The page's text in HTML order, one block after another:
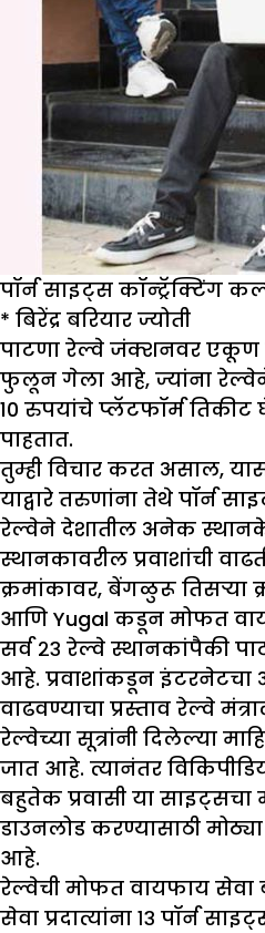
पॉर्न साइट्स कॉन्ट्रॅक्टिंग
* बिरेंद्र बरियार ज्योती
पाटणा रेल्वे जंक्शनवर एकूण
फुलून गेला आहे, ज्यांना
10 रुपयांचे प्लॅटफॉर्म
पाहतात.
तुम्ही विचार करत असाल,
याद्वारे तरुणांना तेथे पॉर्न
रेल्वेने देशातील अनेक
स्थानकावरील प्रवाशांची
क्रमांकावर, बेंगळुरू तिसऱ्या
आणि Yugal कडून मोफत
सर्व २३ रेल्वे स्थानकांपैकी
आहे. प्रवाशांकडून इंटरनेटचा
वाढवण्याचा प्रस्ताव रेल्वे
रेल्वेच्या सूत्रांनी दिलेल्या
जात आहे. त्यानंतर
बहुतेक प्रवासी या साइट्सचा
डाउनलोड करण्यासाठी
आहे.
रेल्वेची मोफत वायफाय सेवा
सेवा प्रदात्यांना १३ पॉर्न